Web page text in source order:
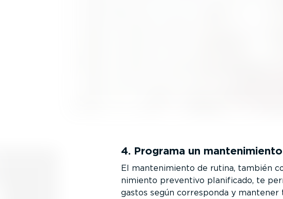
4. Programa un
El mante­ni­miento de rutina, también
ni­miento preventivo planificado, te
gastos según corresponda y mantener